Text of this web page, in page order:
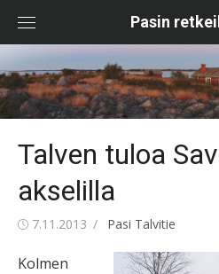
content
Pasin
Talven tuloa
akselilla
Posted
7.11.2013 Author
Pasi Talvitie
Kolmen